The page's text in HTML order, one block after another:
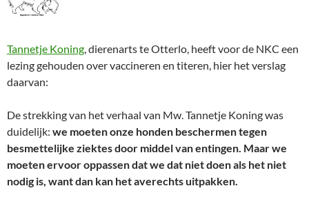
Tannetje Koning, dierenarts te Otterlo, heeft voor de NKC een
lezing gehouden over vaccineren en titeren, hier het verslag
daarvan:
De strekking van het verhaal van Mw. Tannetje Koning was
duidelijk: we moeten onze honden beschermen tegen
besmettelijke ziektes door middel van entingen. Maar we
moeten ervoor oppassen dat we dat niet doen als het niet
nodig is, want dan kan het averechts uitpakken.